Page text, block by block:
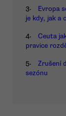
3.
Evropa
je kdy, jak a
4.
Ceuta
pravice
5.
Zrušení
sezónu